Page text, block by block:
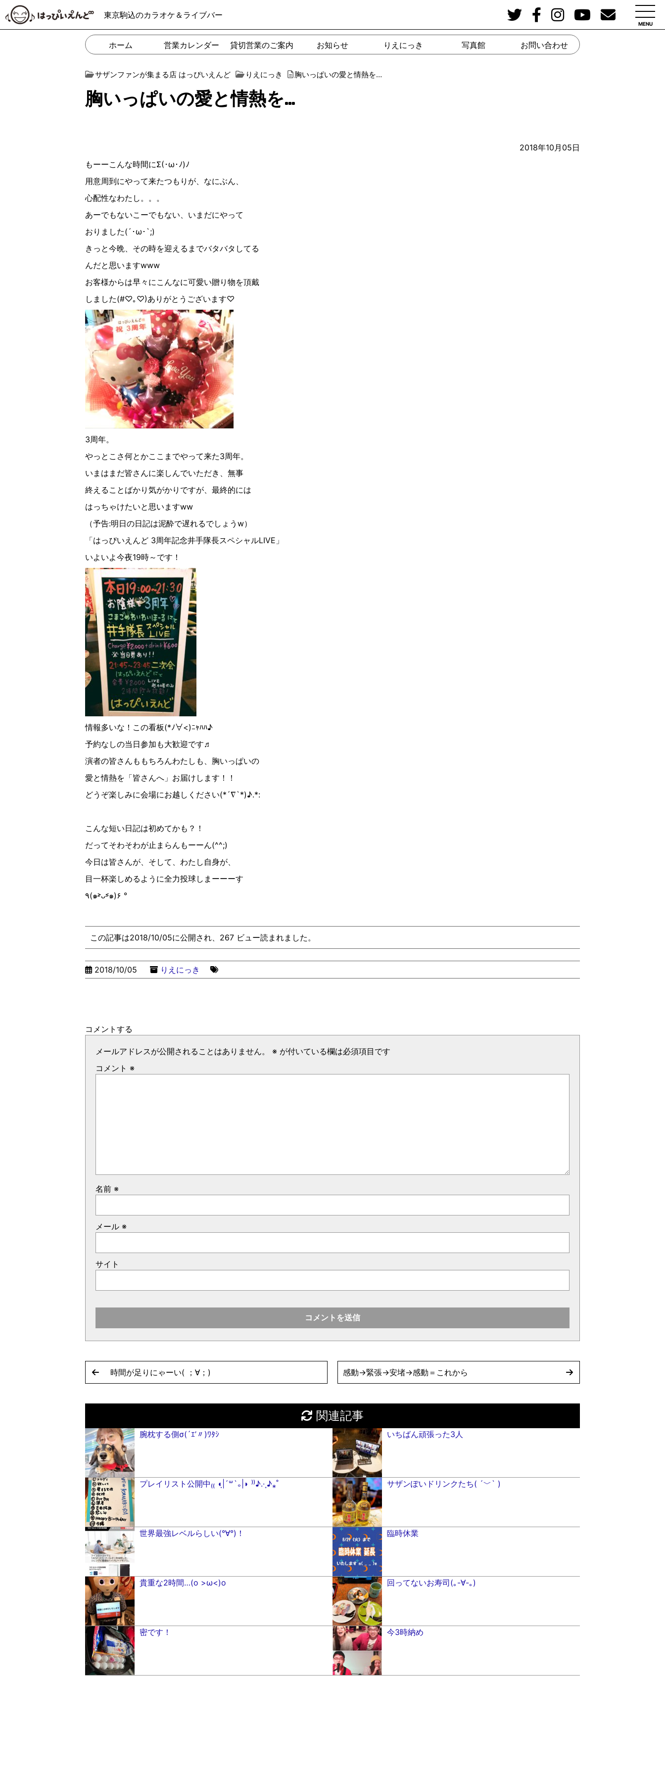
東京駒込のカラオケ＆ライブバー
MENU
ホーム 営業カレンダー 貸切営業のご案内 お知らせ りえにっき 写真館 お問い合わせ
サザンファンが集まる店 はっぴいえんど りえにっき 胸いっぱいの愛と情熱を…
胸いっぱいの愛と情熱を…
2018年10月05日
もーーこんな時間にΣ(･ω･ﾉ)ﾉ
用意周到にやって来たつもりが、なにぶん、
心配性なわたし。。。
あーでもないこーでもない、いまだにやって
おりました(´･ω･`;)
きっと今晩、その時を迎えるまでバタバタしてる
んだと思いますwww
お客様からは早々にこんなに可愛い贈り物を頂戴
しました(#♡︎｡♡︎)ありがとうございます♡
3周年。
やっとこさ何とかここまでやって来た3周年。
いまはまだ皆さんに楽しんでいただき、無事
終えることばかり気がかりですが、最終的には
はっちゃけたいと思いますww
（予告:明日の日記は泥酔で遅れるでしょうw）
「はっぴいえんど 3周年記念井手隊長スペシャルLIVE」
いよいよ今夜19時～です！
情報多いな！この看板(*ﾉ∀︎<)ﾆｬﾊﾊ♪︎
予約なしの当日参加も大歓迎です♬
演者の皆さんももちろんわたしも、胸いっぱいの
愛と情熱を「皆さんへ」お届けします！！
どうぞ楽しみに会場にお越しください(*´∇︎`*)♪︎.*:
こんな短い日記は初めてかも？！
だってそわそわが止まらんもーーん(^^;)
今日は皆さんが、そして、わたし自身が、
目一杯楽しめるように全力投球しまーーーす
٩(๑˃̵ᴗ˂̵๑)۶ °
この記事は2018/10/05に公開され、267 ビュー読まれました。
2018/10/05 りえにっき
コメントする
メールアドレスが公開されることはありません。 ※ が付いている欄は必須項目です
コメント ※
名前 ※
メール ※
サイト
時間が足りにゃーい( ；∀；) 感動→緊張→安堵→感動＝これから
関連記事
腕枕する側σ(´ｴ’〃)ﾜﾀｼ いちばん頑張った3人
プレイリスト公開中₍₍ ◖ฺ|´꒳`｡|◗ ⁾⁾♪.·˳♪⁎˚ サザンぽいドリンクたち( ´﹀` )
世界最強レベルらしい(°∀°)！ 臨時休業
貴重な2時間…(o >ω<)o 回ってないお寿司(｡-∀-｡)
密です！ 今3時納め